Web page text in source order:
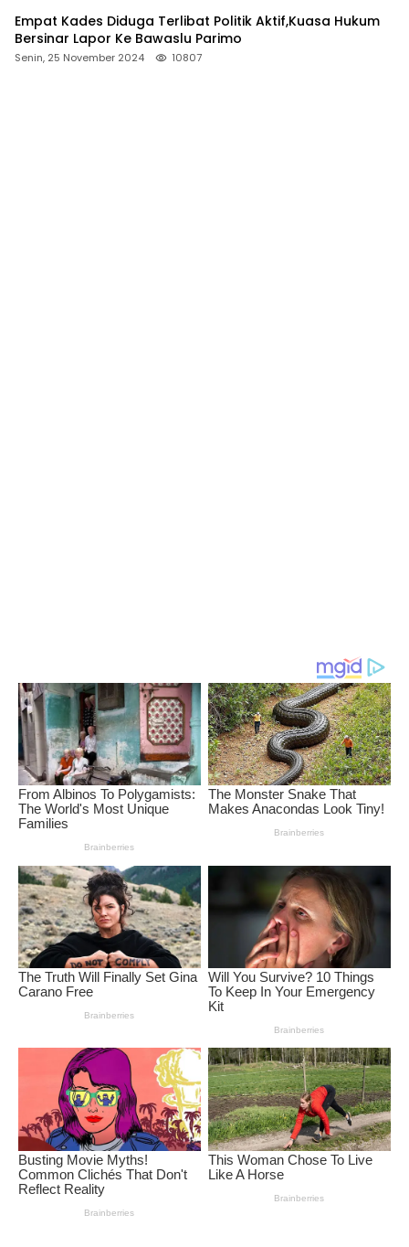
Empat Kades Diduga Terlibat Politik Aktif,Kuasa Hukum
Bersinar Lapor Ke Bawaslu Parimo
Senin, 25 November 2024 10807